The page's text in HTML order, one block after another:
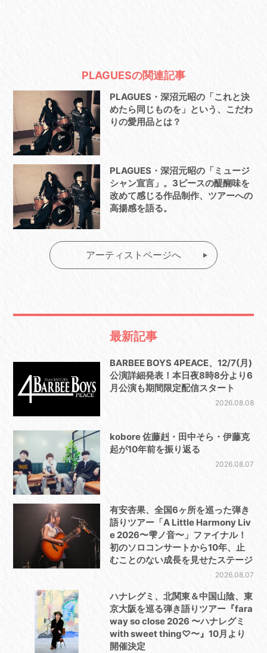
PLAGUESの関連記事
PLAGUES・深沼元昭の「これと決
めたら同じものを」という、こだわ
りの愛用品とは？
PLAGUES・深沼元昭の「ミュージ
シャン宣言」。3ピースの醍醐味を
改めて感じる作品制作、ツアーへの
高揚感を語る。
アーティストページへ
最新記事
BARBEE BOYS 4PEACE、12/7(月)
公演詳細発表！本日夜8時8分より6
月公演も期間限定配信スタート
2026.08.08
kobore 佐藤赳・田中そら・伊藤克
起が10年前を振り返る
2026.08.07
有安杏果、全国6ヶ所を巡った弾き
語りツアー「A Little Harmony Liv
e 2026〜雫ノ音〜」ファイナル！
初のソロコンサートから10年、止
むことのない成長を見せたステージ
2026.08.07
ハナレグミ、北関東＆中国山陰、東
京大阪を巡る弾き語りツアー『fara
way so close 2026 〜ハナレグミ
with sweet thing♡〜』10月より
開催決定